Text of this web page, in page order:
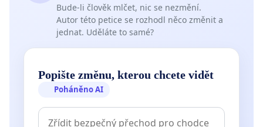
Bude-li člověk mlčet, nic se nezmění.
Autor této petice se rozhodl něco změnit a
jednat. Uděláte to samé?
Popište změnu, kterou chcete vidět
Poháněno AI